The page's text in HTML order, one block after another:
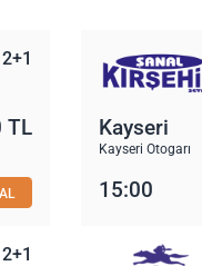
2+1
TL Kayseri
Kayseri Otogarı
15:00
2+1